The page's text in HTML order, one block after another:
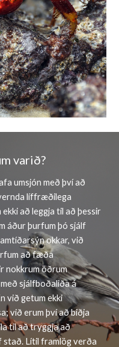
varið?
umsjón með því að
líffræðilega
að leggja til að þessir
áður þurfum þó sjálf
okkar, við
að fæða
nokkrum öðrum
sjálfboðaliða á
við getum ekki
við erum því að biðja
til að tryggja að
Lítil framlög verða